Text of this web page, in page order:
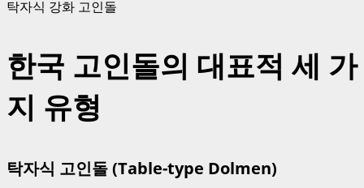
탁자식 강화 고인돌
한국 고인돌의 대표적 세 가
지 유형
탁자식 고인돌 (Table-type Dolmen)